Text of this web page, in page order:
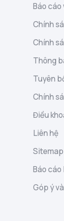
Báo cáo
Chính
Chính
Thông
Tuyên
Chính
Điều
Liên hệ
Sitemap
Báo cáo
Góp ý